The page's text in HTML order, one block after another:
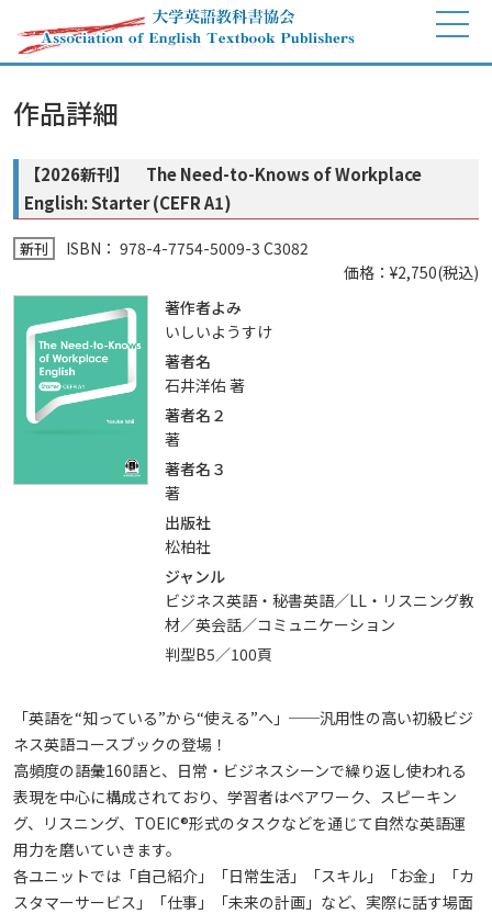
作品詳細
【2026新刊】 The Need-to-Knows of Workplace
English: Starter (CEFR A1)
新刊
ISBN： 978-4-7754-5009-3 C3082
価格：¥2,750(税込)
著作者よみ
いしいようすけ
著者名
石井洋佑 著
著者名２
著
著者名３
著
出版社
松柏社
ジャンル
ビジネス英語・秘書英語／LL・リスニング教
材／英会話／コミュニケーション
判型B5／100頁
「英語を“知っている”から“使える”へ」──汎用性の高い初級ビジ
ネス英語コースブックの登場！
高頻度の語彙160語と、日常・ビジネスシーンで繰り返し使われる
表現を中心に構成されており、学習者はペアワーク、スピーキン
グ、リスニング、TOEIC®形式のタスクなどを通じて自然な英語運
用力を磨いていきます。
各ユニットでは「自己紹介」「日常生活」「スキル」「お金」「カ
スタマーサービス」「仕事」「未来の計画」など、実際に話す場面